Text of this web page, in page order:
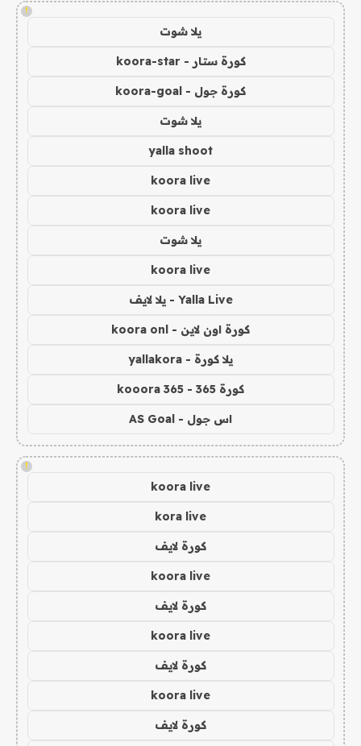
!
يلا شوت
كورة ستار - koora-star
كورة جول - koora-goal
يلا شوت
yalla shoot
koora live
koora live
يلا شوت
koora live
Yalla Live - يلا لايف
كورة اون لاين - koora onl
يلا كورة - yallakora
كورة 365 - kooora 365
اس جول - AS Goal
!
koora live
kora live
كورة لايف
koora live
كورة لايف
koora live
كورة لايف
koora live
كورة لايف